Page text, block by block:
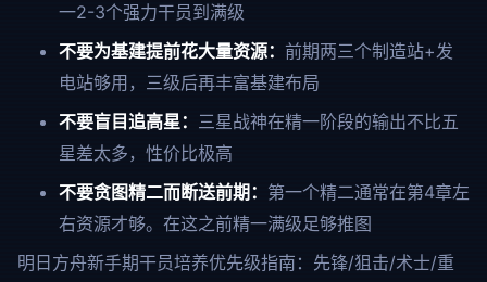
一2-3个强力干员到满级
不要为基建提前花大量资源： 前期两三个制造站+发
电站够用，三级后再丰富基建布局
不要盲目追高星： 三星战神在精一阶段的输出不比五
星差太多，性价比极高
不要贪图精二而断送前期： 第一个精二通常在第4章左
右资源才够。在这之前精一满级足够推图
明日方舟新手期干员培养优先级指南：先锋/狙击/术士/重